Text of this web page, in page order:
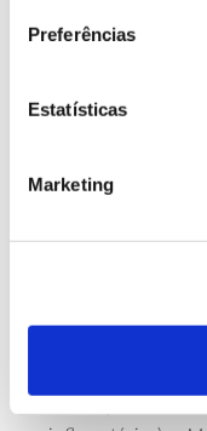
Preferências
Estatísticas
Marketing
Público (Ref.ª
de 263 anos e um
8. Exuberante
soulangeana
mais comuns no